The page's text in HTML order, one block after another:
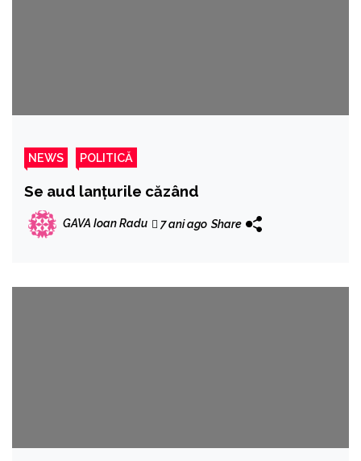
NEWS POLITICĂ
Se aud lanțurile căzând
GAVA Ioan Radu 7 ani ago Share